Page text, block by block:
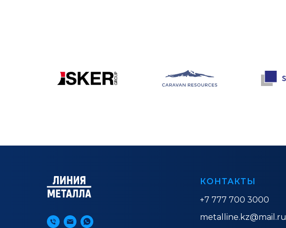
КОНТАКТЫ
+7 777 700 3000
metalline.kz@mail.ru